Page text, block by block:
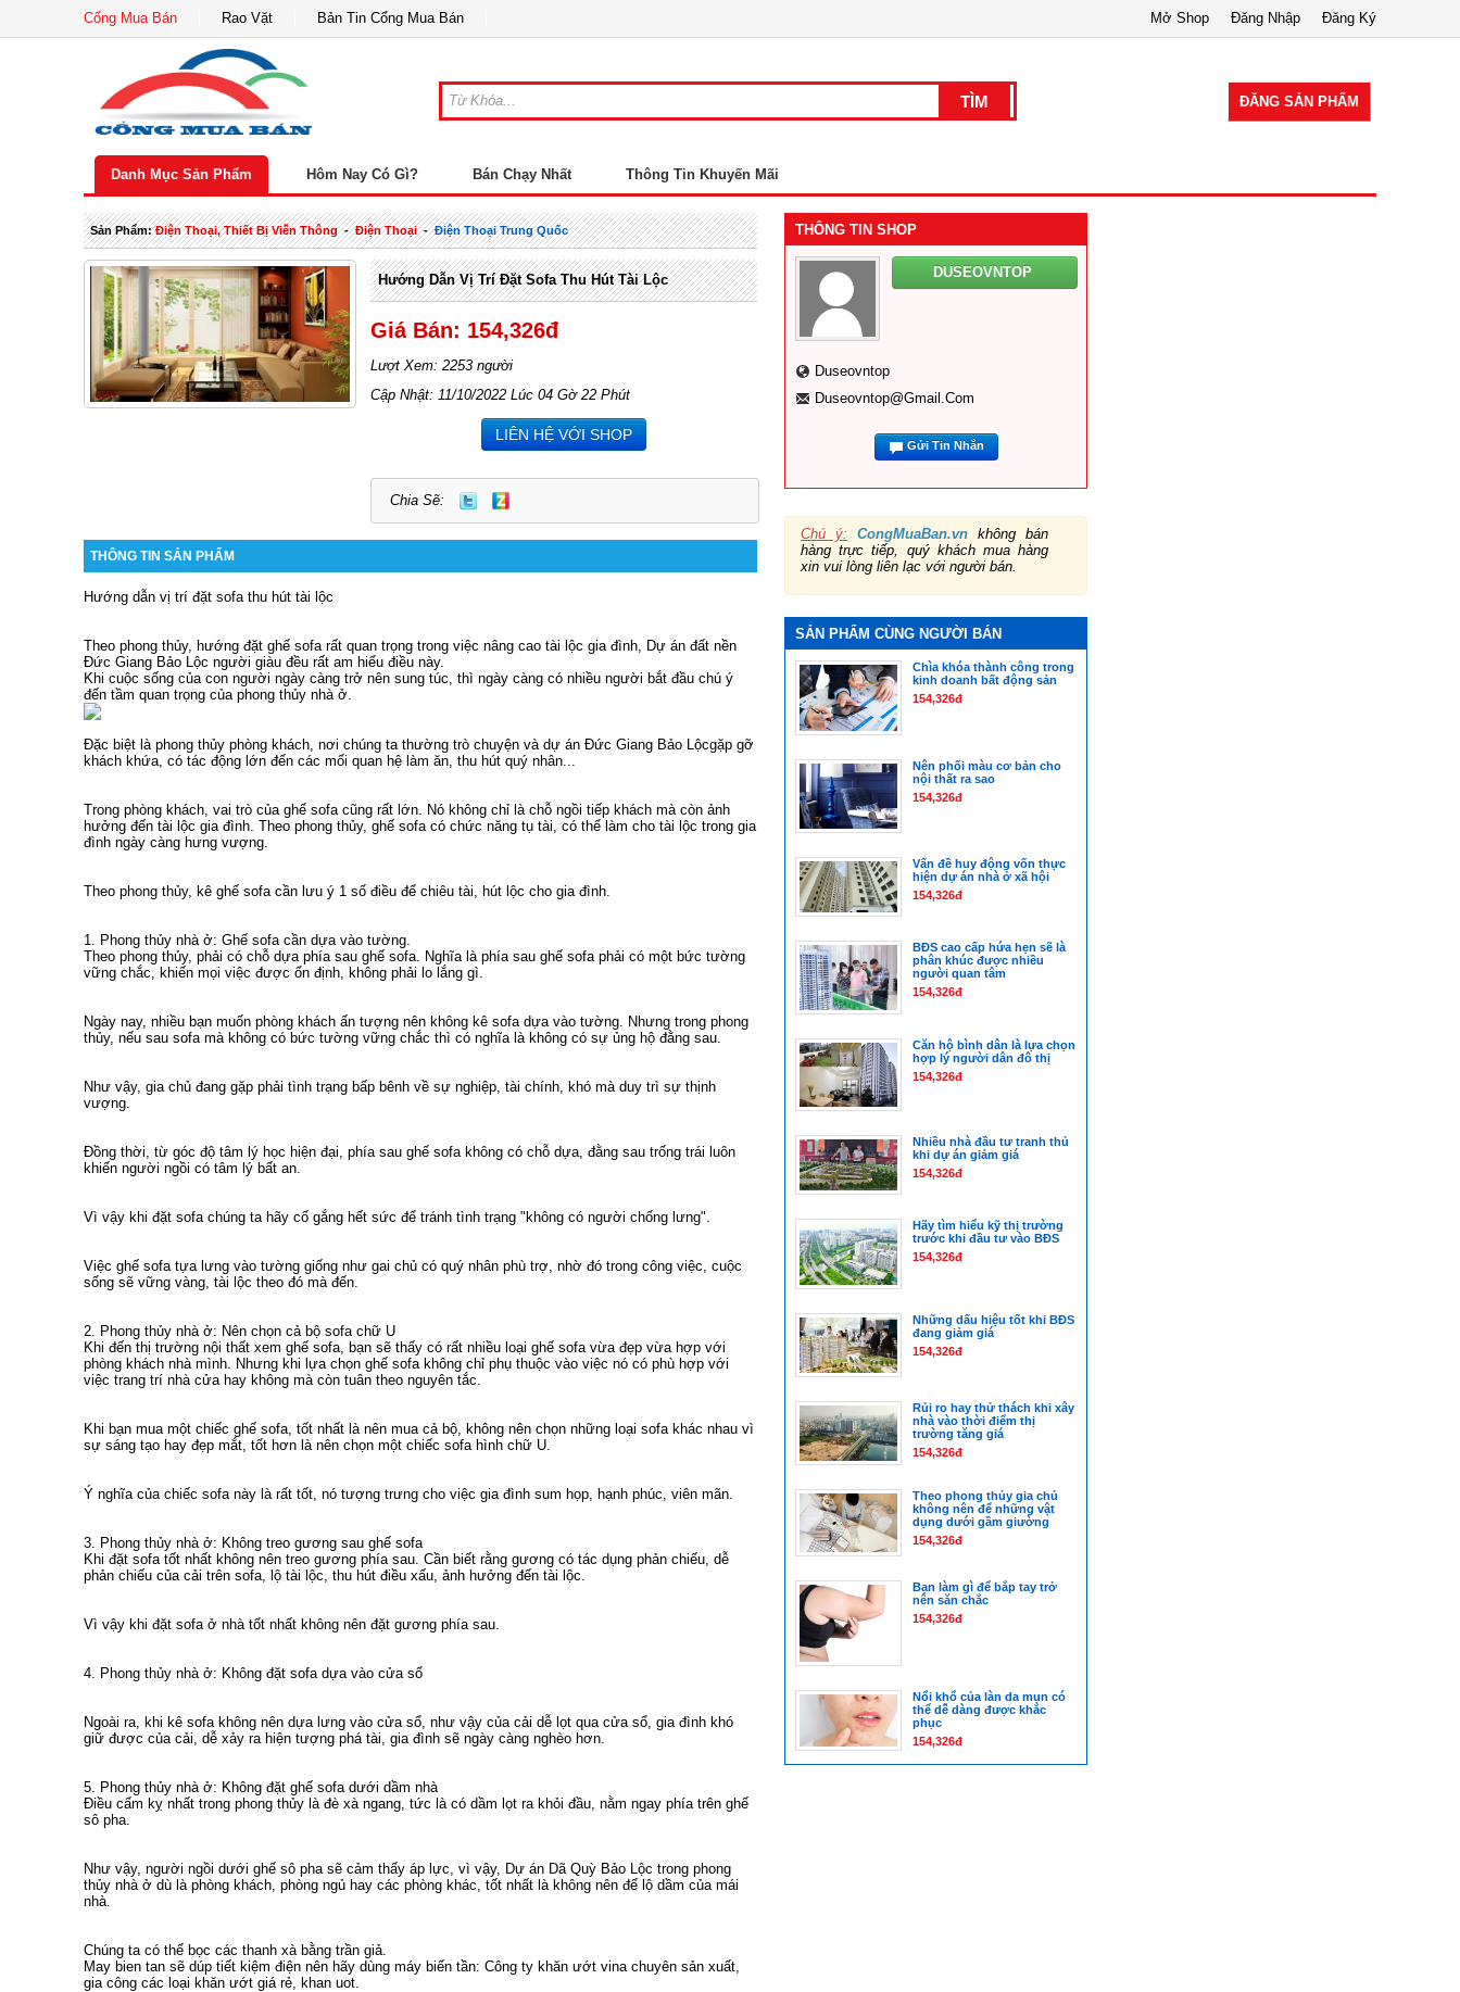
Cổng Mua Bán Rao Vặt Bản Tin Cổng Mua Bán Đăng Ký
Đăng Nhập
Mở Shop
ĐĂNG SẢN PHẨM
Danh Mục Sản Phẩm Hôm Nay Có Gì? Bán Chạy Nhất Thông Tin Khuyến Mãi
Sản Phẩm:Điện Thoại, Thiết Bị Viễn Thông-Điện Thoại-Điện Thoại Trung Quốc
Hướng Dẫn Vị Trí Đặt Sofa Thu Hút Tài Lộc
Giá Bán: 154,326đ
Lượt Xem: 2253 người
Cập Nhật: 11/10/2022 Lúc 04 Gờ 22 Phút
LIÊN HỆ VỚI SHOP
Chia Sẽ:
THÔNG TIN SẢN PHẨM
Hướng dẫn vị trí đặt sofa thu hút tài lộc
Theo phong thủy, hướng đặt ghế sofa rất quan trọng trong việc nâng cao tài lộc gia đình, Dự án đất nền
Đức Giang Bảo Lộc người giàu đều rất am hiểu điều này.
Khi cuộc sống của con người ngày càng trở nên sung túc, thì ngày càng có nhiều người bắt đầu chú ý
đến tầm quan trọng của phong thủy nhà ở.
Đặc biệt là phong thủy phòng khách, nơi chúng ta thường trò chuyện và dự án Đức Giang Bảo Lộcgặp gỡ
khách khứa, có tác động lớn đến các mối quan hệ làm ăn, thu hút quý nhân...
Trong phòng khách, vai trò của ghế sofa cũng rất lớn. Nó không chỉ là chỗ ngồi tiếp khách mà còn ảnh
hưởng đến tài lộc gia đình. Theo phong thủy, ghế sofa có chức năng tụ tài, có thể làm cho tài lộc trong gia
đình ngày càng hưng vượng.
Theo phong thủy, kê ghế sofa cần lưu ý 1 số điều để chiêu tài, hút lộc cho gia đình.
1. Phong thủy nhà ở: Ghế sofa cần dựa vào tường.
Theo phong thủy, phải có chỗ dựa phía sau ghế sofa. Nghĩa là phía sau ghế sofa phải có một bức tường
vững chắc, khiến mọi việc được ổn định, không phải lo lắng gì.
Ngày nay, nhiều bạn muốn phòng khách ấn tượng nên không kê sofa dựa vào tường. Nhưng trong phong
thủy, nếu sau sofa mà không có bức tường vững chắc thì có nghĩa là không có sự ủng hộ đằng sau.
Như vậy, gia chủ đang gặp phải tình trạng bấp bênh về sự nghiệp, tài chính, khó mà duy trì sự thịnh
vượng.
Đồng thời, từ góc độ tâm lý học hiện đại, phía sau ghế sofa không có chỗ dựa, đằng sau trống trái luôn
khiến người ngồi có tâm lý bất an.
Vì vậy khi đặt sofa chúng ta hãy cố gắng hết sức để tránh tình trạng "không có người chống lưng".
Việc ghế sofa tựa lưng vào tường giống như gai chủ có quý nhân phù trợ, nhờ đó trong công việc, cuộc
sống sẽ vững vàng, tài lộc theo đó mà đến.
2. Phong thủy nhà ở: Nên chọn cả bộ sofa chữ U
Khi đến thị trường nội thất xem ghế sofa, bạn sẽ thấy có rất nhiều loại ghế sofa vừa đẹp vừa hợp với
phòng khách nhà mình. Nhưng khi lựa chọn ghế sofa không chỉ phụ thuộc vào việc nó có phù hợp với
việc trang trí nhà cửa hay không mà còn tuân theo nguyên tắc.
Khi bạn mua một chiếc ghế sofa, tốt nhất là nên mua cả bộ, không nên chọn những loại sofa khác nhau vì
sự sáng tạo hay đẹp mắt, tốt hơn là nên chọn một chiếc sofa hình chữ U.
Ý nghĩa của chiếc sofa này là rất tốt, nó tượng trưng cho việc gia đình sum họp, hạnh phúc, viên mãn.
3. Phong thủy nhà ở: Không treo gương sau ghế sofa
Khi đặt sofa tốt nhất không nên treo gương phía sau. Cần biết rằng gương có tác dụng phản chiếu, dễ
phản chiếu của cải trên sofa, lộ tài lộc, thu hút điều xấu, ảnh hưởng đến tài lộc.
Vì vậy khi đặt sofa ở nhà tốt nhất không nên đặt gương phía sau.
4. Phong thủy nhà ở: Không đặt sofa dựa vào cửa sổ
Ngoài ra, khi kê sofa không nên dựa lưng vào cửa sổ, như vậy của cải dễ lọt qua cửa sổ, gia đình khó
giữ được của cải, dễ xảy ra hiện tượng phá tài, gia đình sẽ ngày càng nghèo hơn.
5. Phong thủy nhà ở: Không đặt ghế sofa dưới dầm nhà
Điều cấm kỵ nhất trong phong thủy là đè xà ngang, tức là có dầm lọt ra khỏi đầu, nằm ngay phía trên ghế
sô pha.
Như vậy, người ngồi dưới ghế sô pha sẽ cảm thấy áp lực, vì vậy, Dự án Dã Quỳ Bảo Lộc trong phong
thủy nhà ở dù là phòng khách, phòng ngủ hay các phòng khác, tốt nhất là không nên để lộ dầm của mái
nhà.
Chúng ta có thể bọc các thanh xà bằng trần giả.
May bien tan sẽ dúp tiết kiệm điện nên hãy dùng máy biến tần: Công ty khăn ướt vina chuyên sản xuất,
gia công các loại khăn ướt giá rẻ khan uot
THÔNG TIN SHOP
DUSEOVNTOP
Duseovntop
Duseovntop@gmail.com
Gửi Tin Nhắn
Chú ý: CongMuaBan.vn không bán
hàng trực tiếp, quý khách mua hàng
xin vui lòng liên lạc với người bán.
SẢN PHẨM CÙNG NGƯỜI BÁN
Chìa khóa thành công trong
kinh doanh bất động sản
154,326đ
Nên phối màu cơ bản cho
nội thất ra sao
154,326đ
Vấn đề huy động vốn thực
hiện dự án nhà ở xã hội
154,326đ
BĐS cao cấp hứa hẹn sẽ là
phân khúc được nhiều
người quan tâm
154,326đ
Căn hộ bình dân là lựa chọn
hợp lý người dân đô thị
154,326đ
Nhiều nhà đầu tư tranh thủ
khi dự án giảm giá
154,326đ
Hãy tìm hiểu kỹ thị trường
trước khi đầu tư vào BĐS
154,326đ
Những dấu hiệu tốt khi BĐS
đang giảm giá
154,326đ
Rủi ro hay thử thách khi xây
nhà vào thời điểm thị
trường tăng giá
154,326đ
Theo phong thủy gia chủ
không nên để những vật
dụng dưới gầm giường
154,326đ
Bạn làm gì để bắp tay trở
nên săn chắc
154,326đ
Nổi khổ của làn da mụn có
thể dễ dàng được khắc
phục
154,326đ